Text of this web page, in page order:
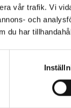
vår trafik. Vi
och
du har